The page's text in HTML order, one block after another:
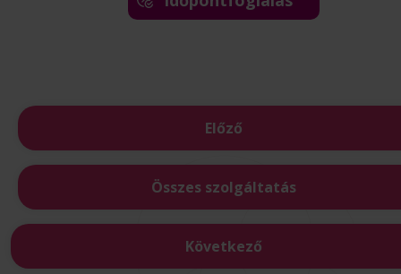
Előző
Összes szolgáltatás
Következő